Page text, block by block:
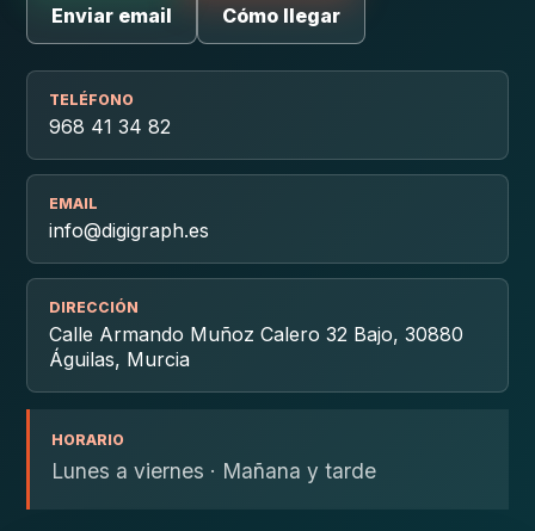
Enviar email Cómo llegar
TELÉFONO
968 41 34 82
EMAIL
info@digigraph.es
DIRECCIÓN
Calle Armando Muñoz Calero 32 Bajo, 30880
Águilas, Murcia
HORARIO
Lunes a viernes · Mañana y tarde